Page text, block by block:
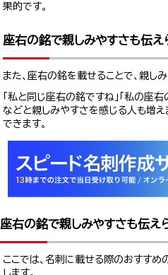
果的です。
座右の銘で親しみやすさも伝え
また、座右の銘を載せることで、親し
「私と同じ座右の銘ですね」「私の座
などと親しみやすさを感じる人も増え
できます。
座右の銘で親しみやすさも伝え
ここでは、名刺に載せる際のおすす